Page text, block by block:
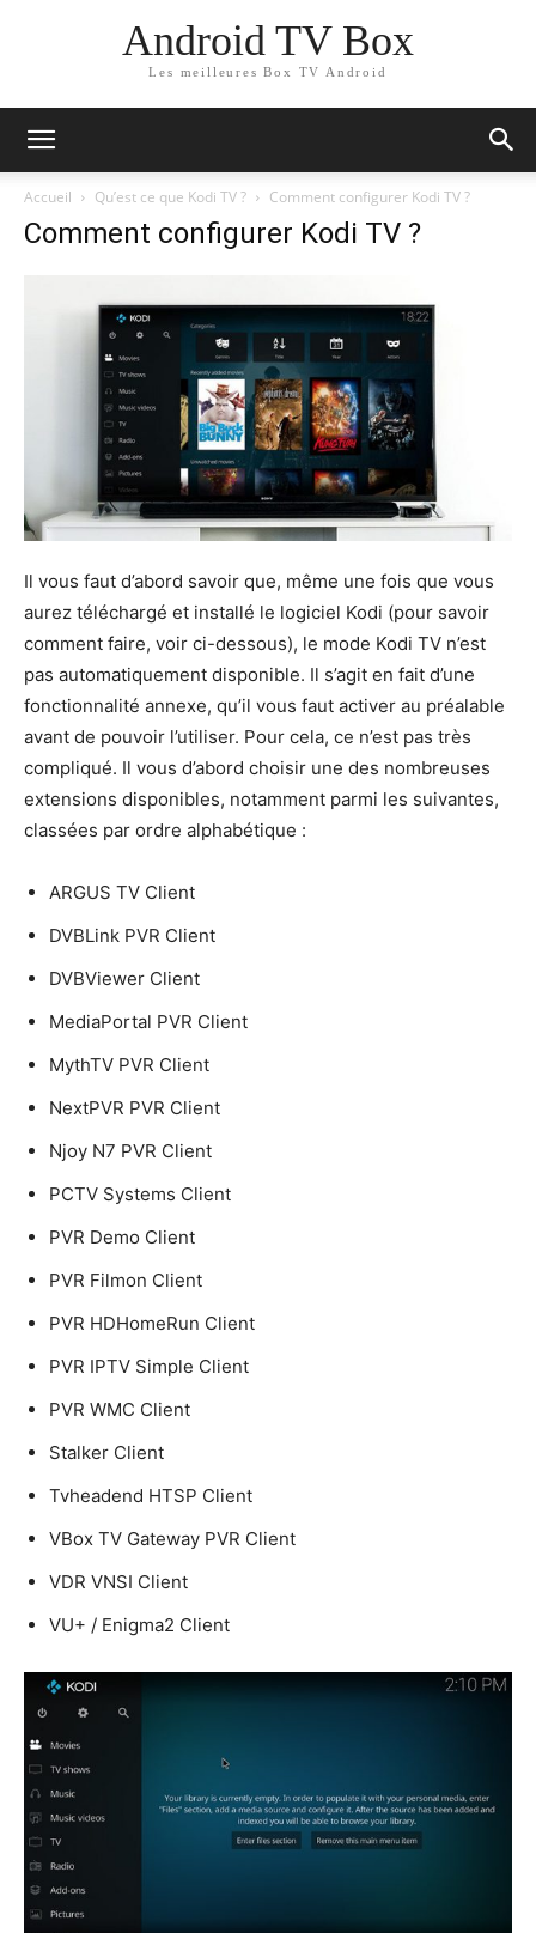
Android TV Box
Les meilleures Box TV Android
Accueil Qu’est ce que Kodi TV ? Comment configurer Kodi TV ?
Comment configurer Kodi TV ?
Il vous faut d’abord savoir que, même une fois que vous
aurez téléchargé et installé le logiciel Kodi (pour savoir
comment faire, voir ci-dessous), le mode Kodi TV n’est
pas automatiquement disponible. Il s’agit en fait d’une
fonctionnalité annexe, qu’il vous faut activer au préalable
avant de pouvoir l’utiliser. Pour cela, ce n’est pas très
compliqué. Il vous d’abord choisir une des nombreuses
extensions disponibles, notamment parmi les suivantes,
classées par ordre alphabétique :
ARGUS TV Client
DVBLink PVR Client
DVBViewer Client
MediaPortal PVR Client
MythTV PVR Client
NextPVR PVR Client
Njoy N7 PVR Client
PCTV Systems Client
PVR Demo Client
PVR Filmon Client
PVR HDHomeRun Client
PVR IPTV Simple Client
PVR WMC Client
Stalker Client
Tvheadend HTSP Client
VBox TV Gateway PVR Client
VDR VNSI Client
VU+ / Enigma2 Client